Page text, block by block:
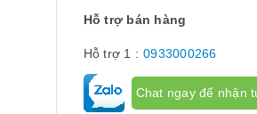
Hỗ trợ bán hàng
Hỗ trợ 1 : 0933000266
Chat ngay để nhận